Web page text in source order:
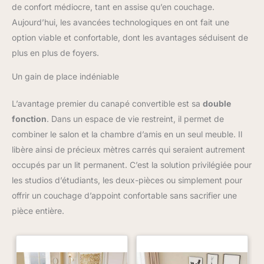
qu'ils reprennent leur forme
d'origine, sans outils et sans
de confort médiocre, tant en assise qu’en couchage.
Aujourd’hui, les avancées technologiques en ont fait une
option viable et confortable, dont les avantages séduisent de
plus en plus de foyers.
Un gain de place indéniable
L’avantage premier du canapé convertible est sa double
fonction. Dans un espace de vie restreint, il permet de
combiner le salon et la chambre d’amis en un seul meuble. Il
libère ainsi de précieux mètres carrés qui seraient autrement
occupés par un lit permanent. C’est la solution privilégiée pour
les studios d’étudiants, les deux-pièces ou simplement pour
offrir un couchage d’appoint confortable sans sacrifier une
pièce entière.